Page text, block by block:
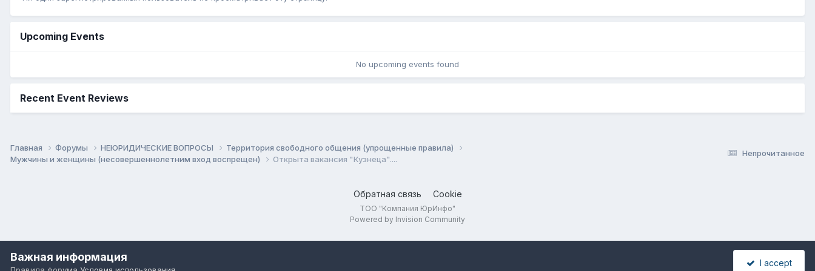
Upcoming Events
No upcoming events found
Recent Event Reviews
Непрочитанное
Главная Форумы НЕЮРИДИЧЕСКИЕ ВОПРОСЫ
Территория свободного общения (упрощенные правила)
Мужчины и женщины (несовершеннолетним вход воспрещен)
Открыта вакансия "Кузнеца"....
Обратная связь Cookie
ТОО "Компания ЮрИнфо"
Powered by Invision Community
Важная информация I accept